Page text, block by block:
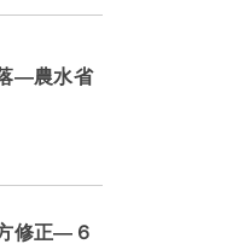
―農水省
修正―６